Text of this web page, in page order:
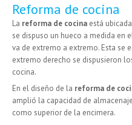
Reforma de cocina
La reforma de cocina está
se dispuso un hueco a medida en
va de extremo a extremo. Esta se
extremo derecho se dispusieron
cocina.
En el diseño de la reforma de
amplió la capacidad de
como superior de la encimera.